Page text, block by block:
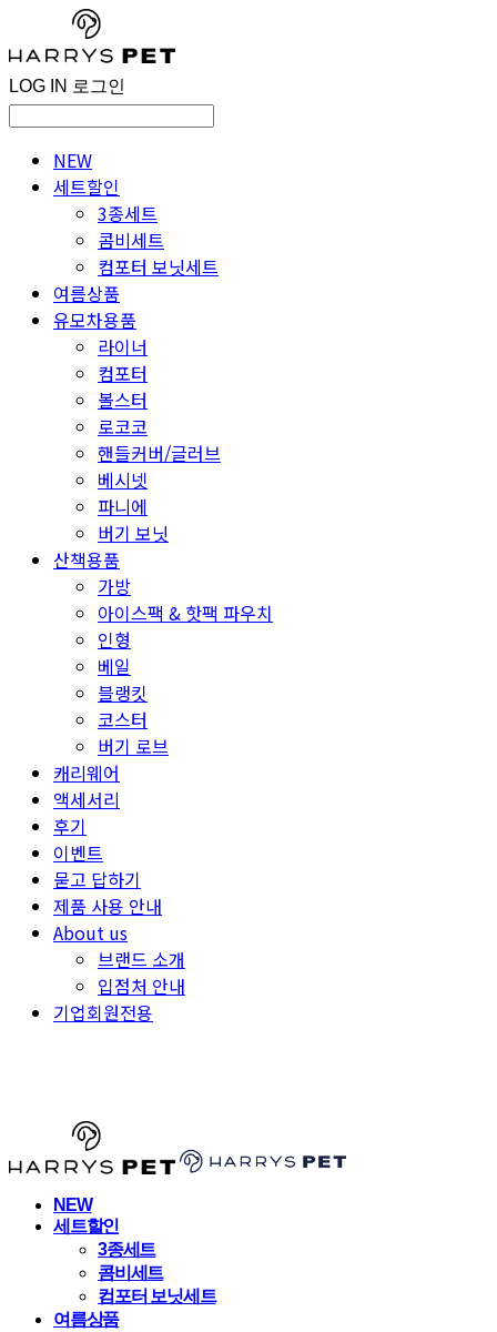
LOG IN 로그인
NEW
세트할인
3종세트
콤비세트
컴포터 보닛세트
여름상품
유모차용품
라이너
컴포터
볼스터
로코코
핸들커버/글러브
베시넷
파니에
버기 보닛
산책용품
가방
아이스팩 & 핫팩 파우치
인형
베일
블랭킷
코스터
버기 로브
캐리웨어
액세서리
후기
이벤트
묻고 답하기
제품 사용 안내
About us
브랜드 소개
입점처 안내
기업회원전용
NEW
세트할인
3종세트
콤비세트
컴포터 보닛세트
여름상품